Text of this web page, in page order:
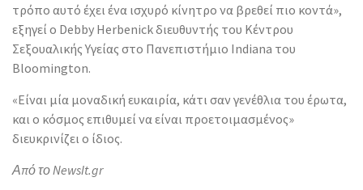
τρόπο αυτό έχει ένα ισχυρό κίνητρο να βρεθεί πιο κοντά»,
εξηγεί ο Debby Herbenick διευθυντής του Κέντρου
Σεξουαλικής Υγείας στο Πανεπιστήμιο Indiana του
Bloomington.
«Είναι μία μοναδική ευκαιρία, κάτι σαν γενέθλια του έρωτα,
και ο κόσμος επιθυμεί να είναι προετοιμασμένος»
διευκρινίζει ο ίδιος.
Από το NewsIt.gr